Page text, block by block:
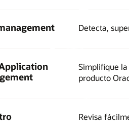
Detecta,
Simplifique
producto
Revisa